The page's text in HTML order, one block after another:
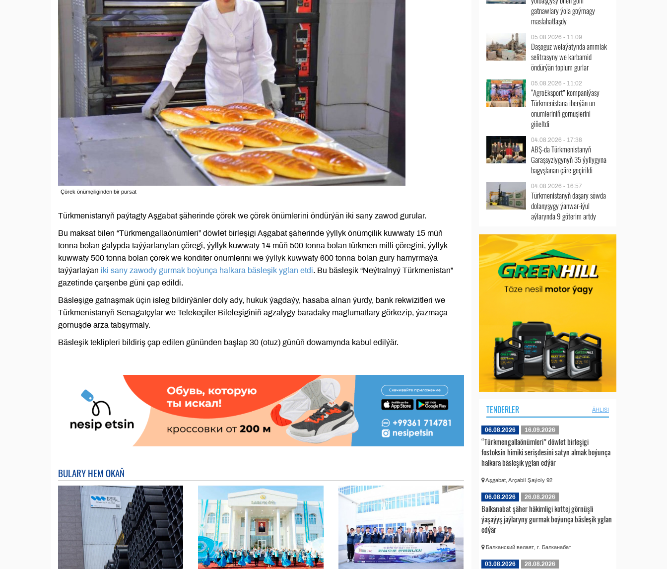
Çörek önümçiliginden bir pursat
Türkmenistanyň paýtagty Aşgabat şäherinde çörek we çörek önümlerini öndürýän iki sany zawod gurular.
Bu maksat bilen “Türkmengallaönümleri” döwlet birleşigi Aşgabat şäherinde ýyllyk önümçilik kuwwaty 15 müň
tonna bolan galypda taýýarlanylan çöregi, ýyllyk kuwwaty 14 müň 500 tonna bolan türkmen milli çöregini, ýyllyk
kuwwaty 500 tonna bolan çörek we konditer önümlerini we ýyllyk kuwwaty 600 tonna bolan gury hamyrmaýa
taýýarlaýan iki sany zawody gurmak boýunça halkara bäsleşik yglan etdi. Bu bäsleşik “Neýtralnyý Türkmenistan”
gazetinde çarşenbe güni çap edildi.
Bäsleşige gatnaşmak üçin isleg bildirýänler doly ady, hukuk ýagdaýy, hasaba alnan ýurdy, bank rekwizitleri we
Türkmenistanyň Senagatçylar we Telekeçiler Bileleşiginiň agzalygy baradaky maglumatlary görkezip, ýazmaça
görnüşde arza tabşyrmaly.
Bäsleşik teklipleri bildiriş çap edilen gününden başlap 30 (otuz) günüň dowamynda kabul edilýär.
BULARY HEM OKAŇ
gatnawlary ýola goýmagy
maslahatlaşdy
05.08.2026 - 11:09
Daşoguz welaýatynda ammiak
selitrasyny we karbamid
öndürýän toplum gurlar
05.08.2026 - 11:02
“AgroEksport” kompaniýasy
Türkmenistana iberýän un
önümleriniň görnüşlerini
giňeltdi
04.08.2026 - 17:38
ABŞ-da Türkmenistanyň
Garaşsyzlygynyň 35 ýyllygyna
bagyşlanan çäre geçirildi
04.08.2026 - 16:57
Türkmenistanyň daşary söwda
dolanyşygy ýanwar-iýul
aýlarynda 9 göterim artdy
TENDERLER ÄHLISI
06.08.2026 16.09.2026
“Türkmengallaönümleri” döwlet birleşigi
fostoksin himiki serişdesini satyn almak boýunça
halkara bäsleşik yglan edýär
Aşgabat, Arçabil Şaýoly 92
06.08.2026 26.08.2026
Balkanabat şäher häkimligi kottej görnüşli
ýaşaýyş jaýlaryny gurmak boýunça bäsleşik yglan
edýär
Балканский велаят, г. Балканабат
03.08.2026 28.08.2026